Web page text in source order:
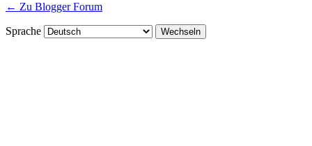
← Zu Blogger Forum
Sprache